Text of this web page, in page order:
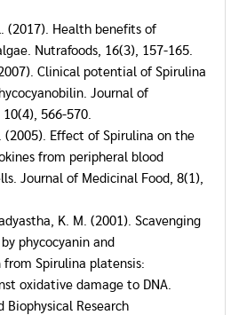
(2017). Health benefits of
Nutrafoods, 16(3), 157-165.
Clinical potential of Spirulina
Journal of
566-570.
(2005). Effect of Spirulina on the
from peripheral blood
Journal of Medicinal Food, 8(1),
K. M. (2001). Scavenging
phycocyanin and
from Spirulina platensis:
oxidative damage to DNA.
Biophysical Research